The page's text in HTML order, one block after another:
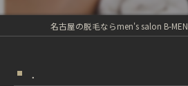
名古屋の脱毛ならmen's salon B-MEN
．